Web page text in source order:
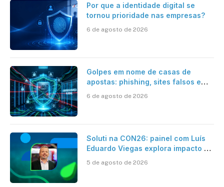
Por que a identidade digital se
tornou prioridade nas empresas?
6 de agosto de 2026
Golpes em nome de casas de
apostas: phishing, sites falsos e
6 de agosto de 2026
Soluti na CON26: painel com Luís
Eduardo Viegas explora impacto de
Contabilidade
5 de agosto de 2026